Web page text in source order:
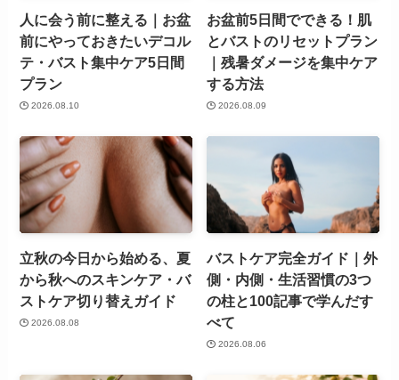
人に会う前に整える｜お盆
前にやっておきたいデコル
テ・バスト集中ケア5日間
プラン
2026.08.10
お盆前5日間でできる！肌
とバストのリセットプラン
｜残暑ダメージを集中ケア
する方法
2026.08.09
立秋の今日から始める、夏
から秋へのスキンケア・バ
ストケア切り替えガイド
2026.08.08
バストケア完全ガイド｜外
側・内側・生活習慣の3つ
の柱と100記事で学んだす
べて
2026.08.06